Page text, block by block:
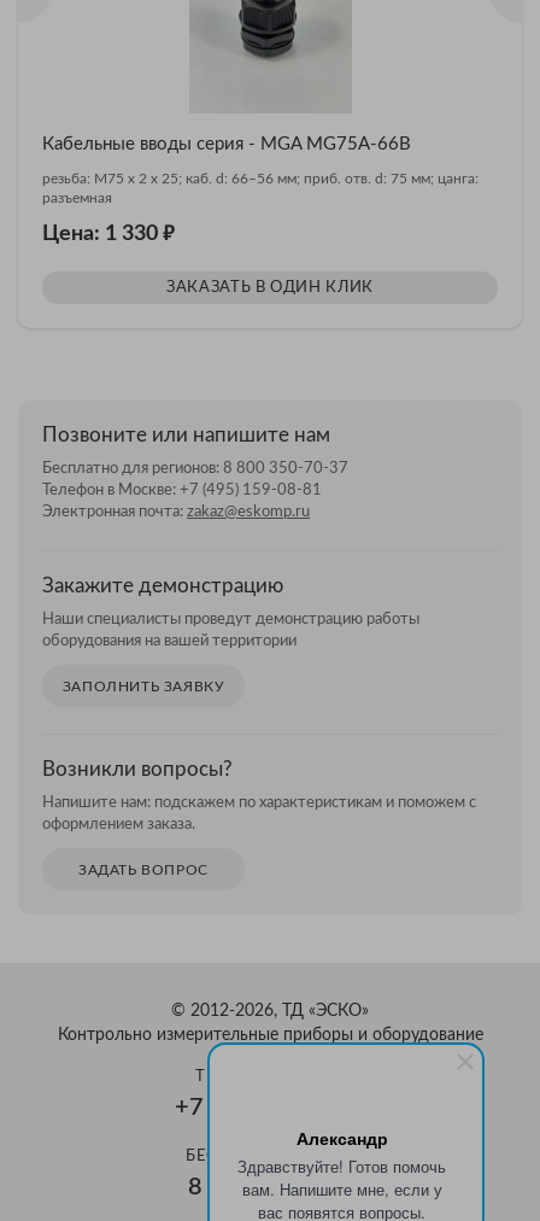
Александр
Здравствуйте! Готов помочь
вам. Напишите мне, если у
вас появятся вопросы.
Кабельные вводы серия - MGA MG75A-66B
резьба: M75 x 2 x 25; каб. d: 66–56 мм; приб. отв. d: 75 мм; цанга:
разъемная
Цена: 1 330 ₽
ЗАКАЗАТЬ В ОДИН КЛИК
Позвоните или напишите нам
Бесплатно для регионов: 8 800 350-70-37
Телефон в Москве: +7 (495) 159-08-81
Электронная почта: zakaz@eskomp.ru
Закажите демонстрацию
Наши специалисты проведут демонстрацию работы
оборудования на вашей территории
ЗАПОЛНИТЬ ЗАЯВКУ
Возникли вопросы?
Напишите нам: подскажем по характеристикам и поможем с
оформлением заказа.
ЗАДАТЬ ВОПРОС
© 2012-2026, ТД «ЭСКО»
Контрольно измерительные приборы и оборудование
+7 (495) 159-08-81
БЕСПЛАТНЫЙ ЗВОНОК
8 800 350-70-37